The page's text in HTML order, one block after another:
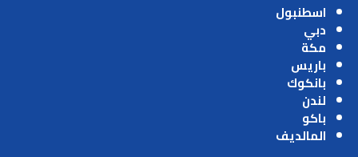
اسطنبول
دبي
مكة
باريس
بانكوك
لندن
باكو
المالديف